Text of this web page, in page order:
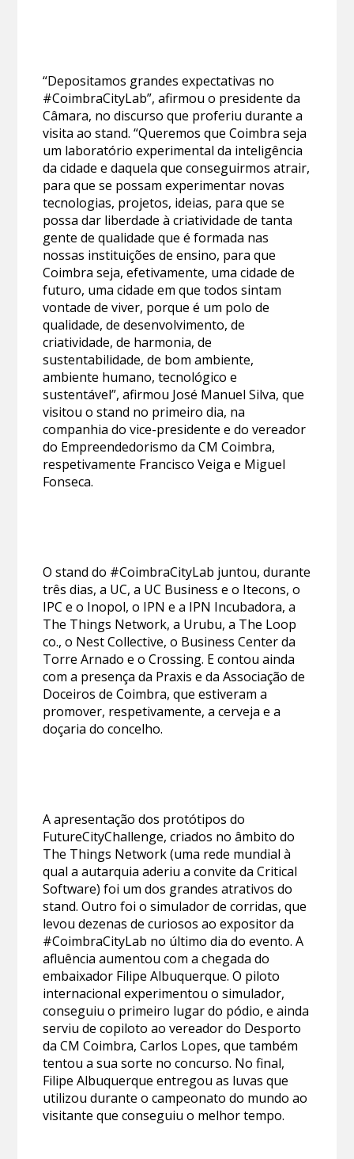
“Depositamos grandes expectativas no
#CoimbraCityLab”, afirmou o presidente da
Câmara, no discurso que proferiu durante a
visita ao stand. “Queremos que Coimbra seja
um laboratório experimental da inteligência
da cidade e daquela que conseguirmos atrair,
para que se possam experimentar novas
tecnologias, projetos, ideias, para que se
possa dar liberdade à criatividade de tanta
gente de qualidade que é formada nas
nossas instituições de ensino, para que
Coimbra seja, efetivamente, uma cidade de
futuro, uma cidade em que todos sintam
vontade de viver, porque é um polo de
qualidade, de desenvolvimento, de
criatividade, de harmonia, de
sustentabilidade, de bom ambiente,
ambiente humano, tecnológico e
sustentável”, afirmou José Manuel Silva, que
visitou o stand no primeiro dia, na
companhia do vice-presidente e do vereador
do Empreendedorismo da CM Coimbra,
respetivamente Francisco Veiga e Miguel
Fonseca.
O stand do #CoimbraCityLab juntou, durante
três dias, a UC, a UC Business e o Itecons, o
IPC e o Inopol, o IPN e a IPN Incubadora, a
The Things Network, a Urubu, a The Loop
co., o Nest Collective, o Business Center da
Torre Arnado e o Crossing. E contou ainda
com a presença da Praxis e da Associação de
Doceiros de Coimbra, que estiveram a
promover, respetivamente, a cerveja e a
doçaria do concelho.
A apresentação dos protótipos do
FutureCityChallenge, criados no âmbito do
The Things Network (uma rede mundial à
qual a autarquia aderiu a convite da Critical
Software) foi um dos grandes atrativos do
stand. Outro foi o simulador de corridas, que
levou dezenas de curiosos ao expositor da
#CoimbraCityLab no último dia do evento. A
afluência aumentou com a chegada do
embaixador Filipe Albuquerque. O piloto
internacional experimentou o simulador,
conseguiu o primeiro lugar do pódio, e ainda
serviu de copiloto ao vereador do Desporto
da CM Coimbra, Carlos Lopes, que também
tentou a sua sorte no concurso. No final,
Filipe Albuquerque entregou as luvas que
utilizou durante o campeonato do mundo ao
visitante que conseguiu o melhor tempo.